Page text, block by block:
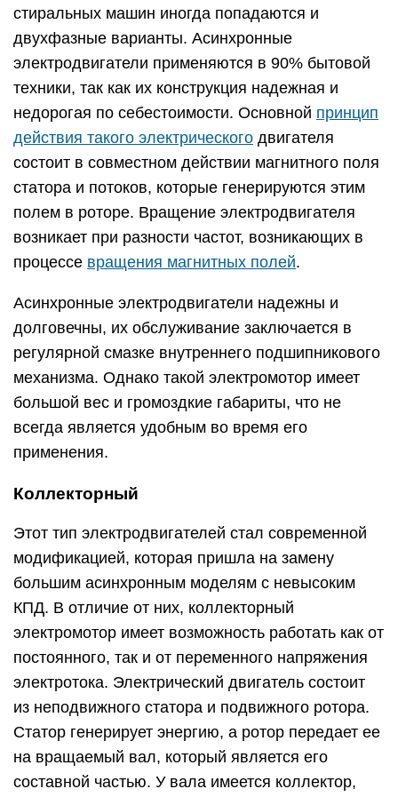
стиральных машин иногда попадаются и
двухфазные варианты. Асинхронные
электродвигатели применяются в 90% бытовой
техники, так как их конструкция надежная и
недорогая по себестоимости. Основной принцип
действия такого электрического двигателя
состоит в совместном действии магнитного поля
статора и потоков, которые генерируются этим
полем в роторе. Вращение электродвигателя
возникает при разности частот, возникающих в
процессе вращения магнитных полей.
Асинхронные электродвигатели надежны и
долговечны, их обслуживание заключается в
регулярной смазке внутреннего подшипникового
механизма. Однако такой электромотор имеет
большой вес и громоздкие габариты, что не
всегда является удобным во время его
применения.
Коллекторный
Этот тип электродвигателей стал современной
модификацией, которая пришла на замену
большим асинхронным моделям с невысоким
КПД. В отличие от них, коллекторный
электромотор имеет возможность работать как от
постоянного, так и от переменного напряжения
электротока. Электрический двигатель состоит
из неподвижного статора и подвижного ротора.
Статор генерирует энергию, а ротор передает ее
на вращаемый вал, который является его
составной частью. У вала имеется коллектор,